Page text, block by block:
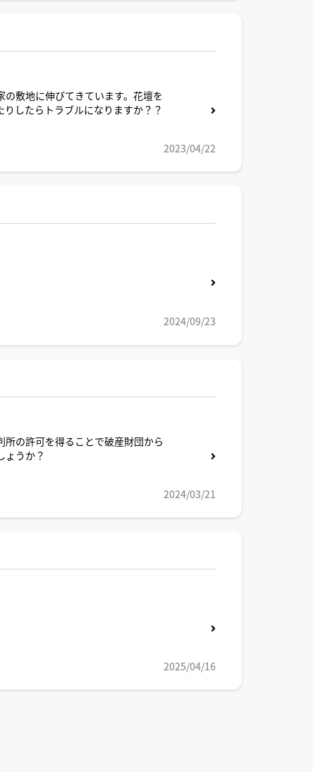
敷地に伸びてきています。花壇を
したらトラブルになりますか？？
2023/04/22
2024/09/23
の許可を得ることで破産財団から
ょうか？
2024/03/21
2025/04/16